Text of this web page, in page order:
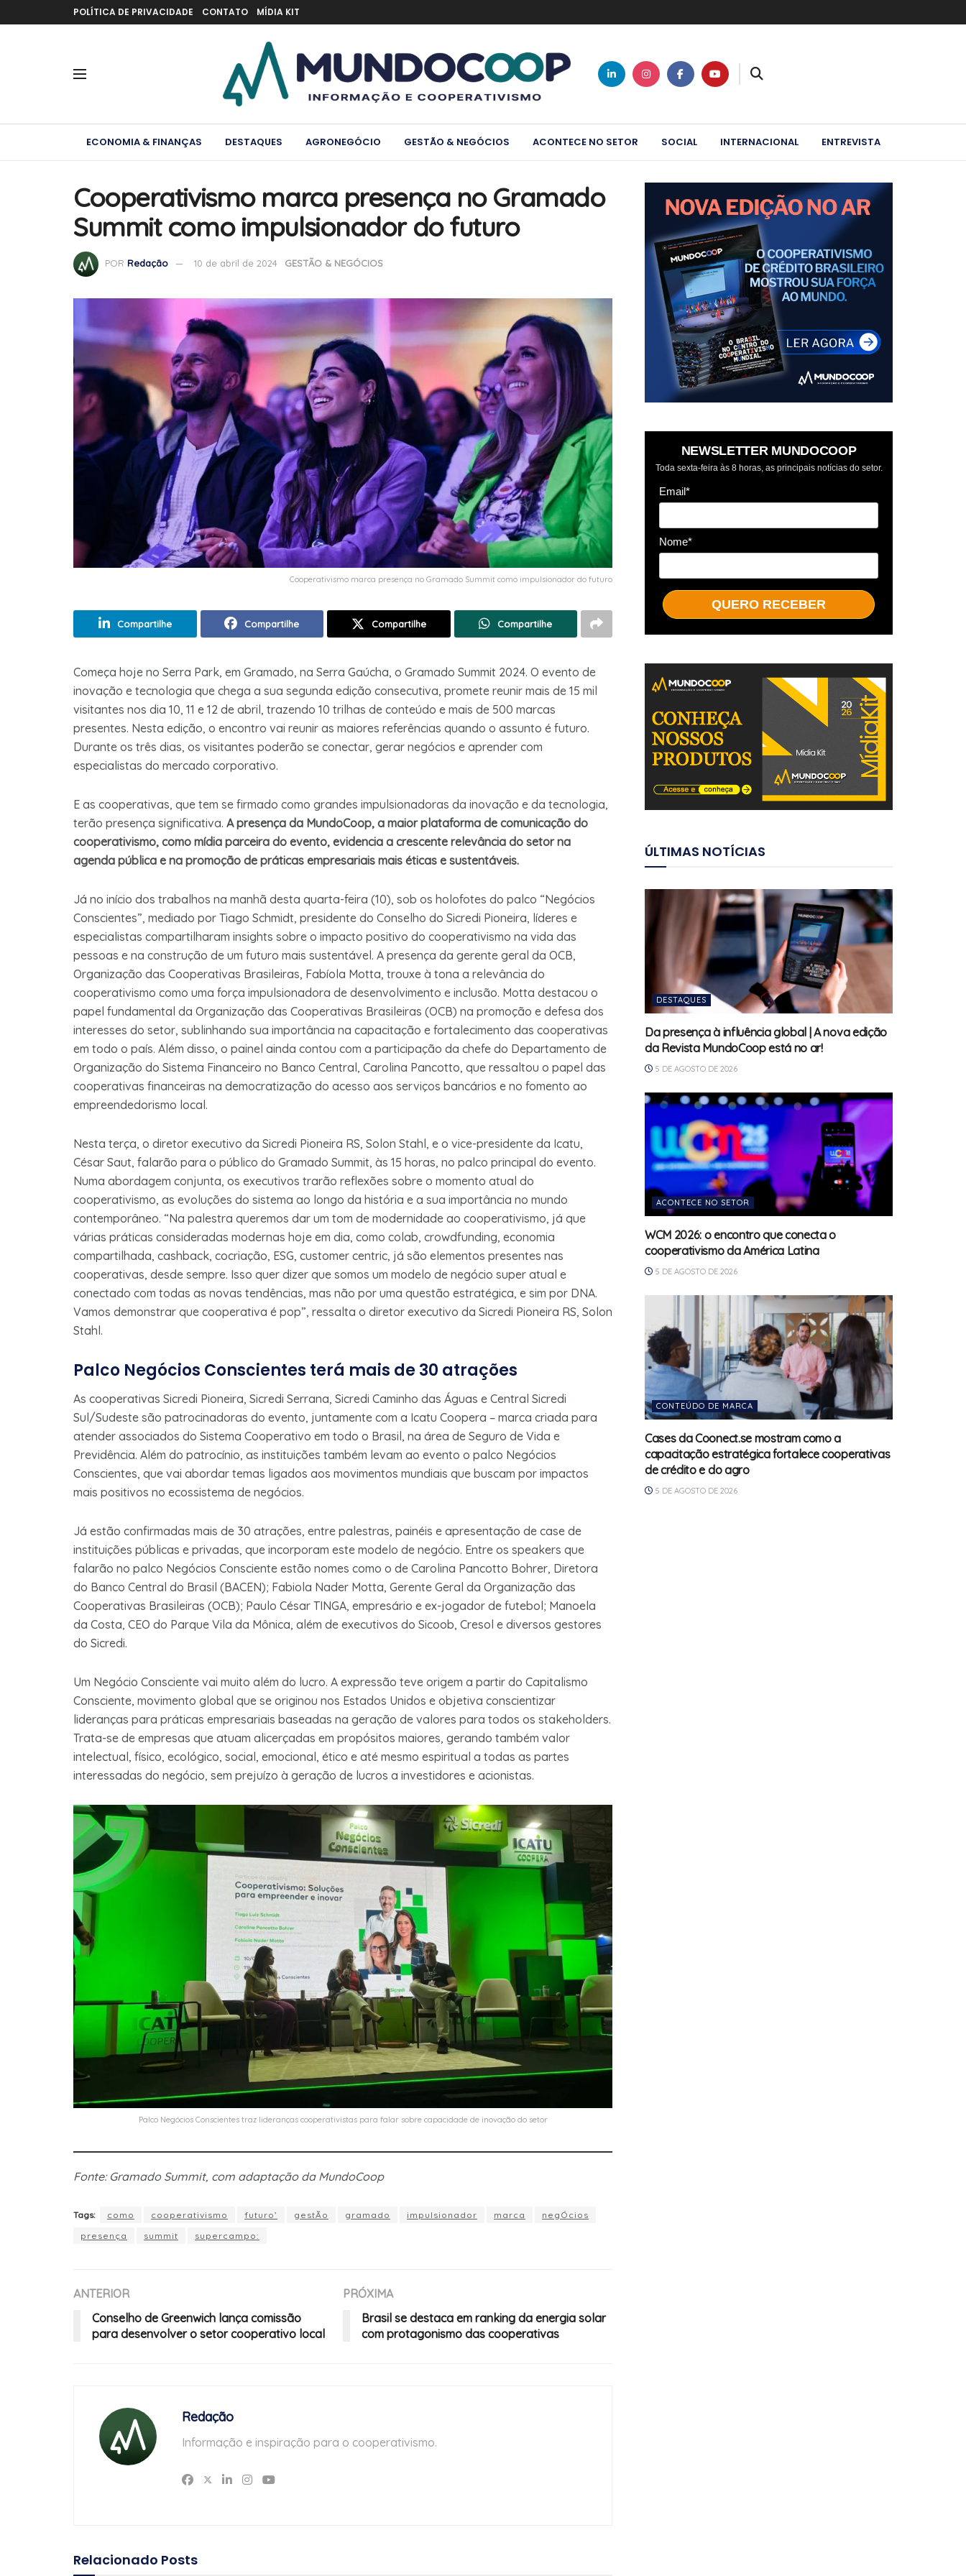
POLÍTICA DE PRIVACIDADE CONTATO MÍDIA KIT
ECONOMIA & FINANÇAS DESTAQUES AGRONEGÓCIO GESTÃO & NEGÓCIOS ACONTECE NO SETOR SOCIAL INTERNACIONAL ENTREVISTA
Cooperativismo marca presença no Gramado
Summit como impulsionador do futuro
POR Redação 10 de abril de 2024 GESTÃO & NEGÓCIOS
Cooperativismo marca presença no Gramado Summit como impulsionador do futuro
Compartilhe Compartilhe Compartilhe Compartilhe
Começa hoje no Serra Park, em Gramado, na Serra Gaúcha, o Gramado Summit 2024. O evento de
inovação e tecnologia que chega a sua segunda edição consecutiva, promete reunir mais de 15 mil
visitantes nos dia 10, 11 e 12 de abril, trazendo 10 trilhas de conteúdo e mais de 500 marcas
presentes. Nesta edição, o encontro vai reunir as maiores referências quando o assunto é futuro.
Durante os três dias, os visitantes poderão se conectar, gerar negócios e aprender com
especialistas do mercado corporativo.
E as cooperativas, que tem se firmado como grandes impulsionadoras da inovação e da tecnologia,
terão presença significativa. A presença da MundoCoop, a maior plataforma de comunicação do
cooperativismo, como mídia parceira do evento, evidencia a crescente relevância do setor na
agenda pública e na promoção de práticas empresariais mais éticas e sustentáveis.
Já no início dos trabalhos na manhã desta quarta-feira (10), sob os holofotes do palco “Negócios
Conscientes”, mediado por Tiago Schmidt, presidente do Conselho do Sicredi Pioneira, líderes e
especialistas compartilharam insights sobre o impacto positivo do cooperativismo na vida das
pessoas e na construção de um futuro mais sustentável. A presença da gerente geral da OCB,
Organização das Cooperativas Brasileiras, Fabíola Motta, trouxe à tona a relevância do
cooperativismo como uma força impulsionadora de desenvolvimento e inclusão. Motta destacou o
papel fundamental da Organização das Cooperativas Brasileiras (OCB) na promoção e defesa dos
interesses do setor, sublinhando sua importância na capacitação e fortalecimento das cooperativas
em todo o país. Além disso, o painel ainda contou com a participação da chefe do Departamento de
Organização do Sistema Financeiro no Banco Central, Carolina Pancotto, que ressaltou o papel das
cooperativas financeiras na democratização do acesso aos serviços bancários e no fomento ao
empreendedorismo local.
Nesta terça, o diretor executivo da Sicredi Pioneira RS, Solon Stahl, e o vice-presidente da Icatu,
César Saut, falarão para o público do Gramado Summit, às 15 horas, no palco principal do evento.
Numa abordagem conjunta, os executivos trarão reflexões sobre o momento atual do
cooperativismo, as evoluções do sistema ao longo da história e a sua importância no mundo
contemporâneo. “Na palestra queremos dar um tom de modernidade ao cooperativismo, já que
várias práticas consideradas modernas hoje em dia, como colab, crowdfunding, economia
compartilhada, cashback, cocriação, ESG, customer centric, já são elementos presentes nas
cooperativas, desde sempre. Isso quer dizer que somos um modelo de negócio super atual e
conectado com todas as novas tendências, mas não por uma questão estratégica, e sim por DNA.
Vamos demonstrar que cooperativa é pop”, ressalta o diretor executivo da Sicredi Pioneira RS, Solon
Stahl.
Palco Negócios Conscientes terá mais de 30 atrações
As cooperativas Sicredi Pioneira, Sicredi Serrana, Sicredi Caminho das Águas e Central Sicredi
Sul/Sudeste são patrocinadoras do evento, juntamente com a Icatu Coopera – marca criada para
atender associados do Sistema Cooperativo em todo o Brasil, na área de Seguro de Vida e
Previdência. Além do patrocínio, as instituições também levam ao evento o palco Negócios
Conscientes, que vai abordar temas ligados aos movimentos mundiais que buscam por impactos
mais positivos no ecossistema de negócios.
Já estão confirmadas mais de 30 atrações, entre palestras, painéis e apresentação de case de
instituições públicas e privadas, que incorporam este modelo de negócio. Entre os speakers que
falarão no palco Negócios Consciente estão nomes como o de Carolina Pancotto Bohrer, Diretora
do Banco Central do Brasil (BACEN); Fabiola Nader Motta, Gerente Geral da Organização das
Cooperativas Brasileiras (OCB); Paulo César TINGA, empresário e ex-jogador de futebol; Manoela
da Costa, CEO do Parque Vila da Mônica, além de executivos do Sicoob, Cresol e diversos gestores
do Sicredi.
Um Negócio Consciente vai muito além do lucro. A expressão teve origem a partir do Capitalismo
Consciente, movimento global que se originou nos Estados Unidos e objetiva conscientizar
lideranças para práticas empresariais baseadas na geração de valores para todos os stakeholders.
Trata-se de empresas que atuam alicerçadas em propósitos maiores, gerando também valor
intelectual, físico, ecológico, social, emocional, ético e até mesmo espiritual a todas as partes
interessadas do negócio, sem prejuízo à geração de lucros a investidores e acionistas.
Palco Negócios Conscientes traz lideranças cooperativistas para falar sobre capacidade de inovação do setor
Fonte: Gramado Summit, com adaptação da MundoCoop
Tags: como cooperativismo futuro’ gestÃo gramado impulsionador marca
negÓcios
presença
summit supercampo:
ANTERIOR
Conselho de Greenwich lança comissão
para desenvolver o setor cooperativo local
PRÓXIMA
Brasil se destaca em ranking da energia solar
com protagonismo das cooperativas
Redação
Informação e inspiração para o cooperativismo.
Relacionado Posts
NEWSLETTER MUNDOCOOP
Toda sexta-feira às 8 horas, as principais notícias do setor.
Email*
Nome*
QUERO RECEBER
ÚLTIMAS NOTÍCIAS
DESTAQUES
Da presença à influência global | A nova edição
da Revista MundoCoop está no ar!
5 DE AGOSTO DE 2026
ACONTECE NO SETOR
WCM 2026: o encontro que conecta o
cooperativismo da América Latina
5 DE AGOSTO DE 2026
CONTEÚDO DE MARCA
Cases da Coonect.se mostram como a
capacitação estratégica fortalece cooperativas
de crédito e do agro
5 DE AGOSTO DE 2026